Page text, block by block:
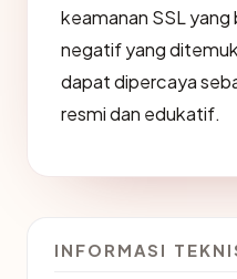
keamanan SSL yang
negatif yang
dapat dipercaya
resmi dan edukatif.
INFORMASI